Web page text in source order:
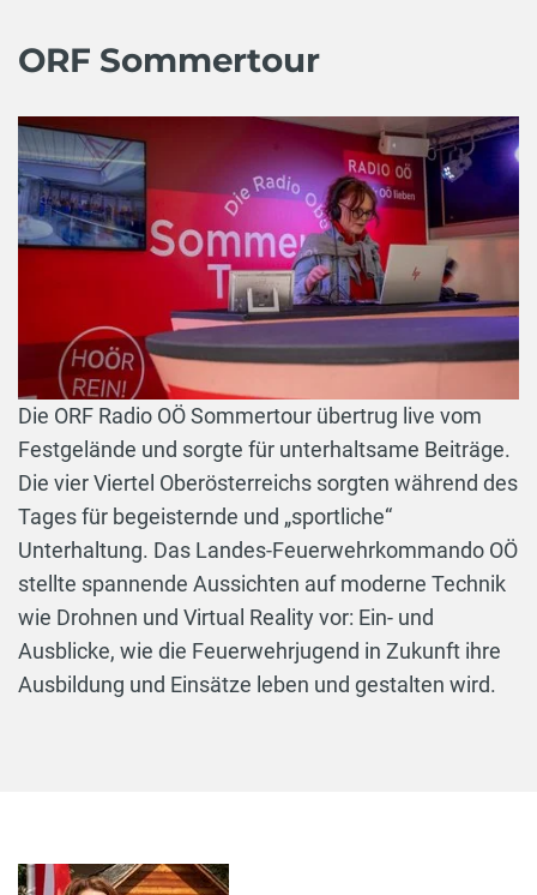
ORF Sommertour
Die ORF Radio OÖ Sommertour übertrug live vom
Festgelände und sorgte für unterhaltsame Beiträge.
Die vier Viertel Oberösterreichs sorgten während des
Tages für begeisternde und „sportliche“
Unterhaltung. Das Landes-Feuerwehrkommando OÖ
stellte spannende Aussichten auf moderne Technik
wie Drohnen und Virtual Reality vor: Ein- und
Ausblicke, wie die Feuerwehrjugend in Zukunft ihre
Ausbildung und Einsätze leben und gestalten wird.